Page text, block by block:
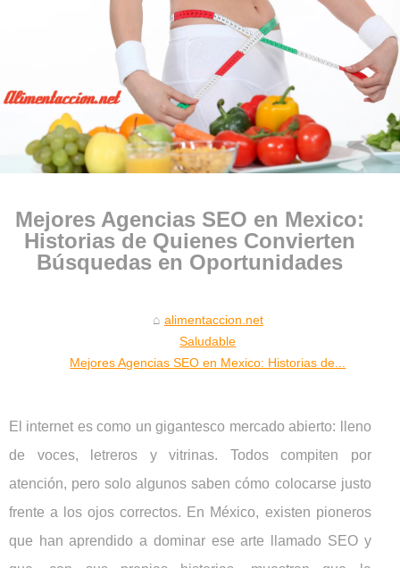
Mejores Agencias SEO en Mexico:
Historias de Quienes Convierten
Búsquedas en Oportunidades
alimentaccion.net
Saludable
Mejores Agencias SEO en Mexico: Historias de...
El internet es como un gigantesco mercado abierto: lleno
de voces, letreros y vitrinas. Todos compiten por
atención, pero solo algunos saben cómo colocarse justo
frente a los ojos correctos. En México, existen pioneros
que han aprendido a dominar ese arte llamado SEO y